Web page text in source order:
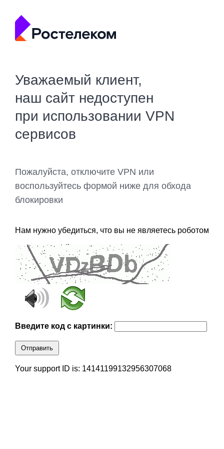
Уважаемый клиент,
наш сайт недоступен
при использовании VPN
сервисов
Пожалуйста, отключите VPN или
воспользуйтесь формой ниже для обхода
блокировки
Нам нужно убедиться, что вы не являетесь роботом
Введите код с картинки:
Отправить
Your support ID is: 14141199132956307068